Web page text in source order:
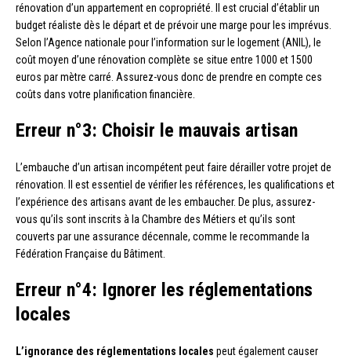
rénovation d’un appartement en copropriété. Il est crucial d’établir un
budget réaliste dès le départ et de prévoir une marge pour les imprévus.
Selon l’Agence nationale pour l’information sur le logement (ANIL), le
coût moyen d’une rénovation complète se situe entre 1000 et 1500
euros par mètre carré. Assurez-vous donc de prendre en compte ces
coûts dans votre planification financière.
Erreur n°3: Choisir le mauvais artisan
L’embauche d’un artisan incompétent peut faire dérailler votre projet de
rénovation. Il est essentiel de vérifier les références, les qualifications et
l’expérience des artisans avant de les embaucher. De plus, assurez-
vous qu’ils sont inscrits à la Chambre des Métiers et qu’ils sont
couverts par une assurance décennale, comme le recommande la
Fédération Française du Bâtiment.
Erreur n°4: Ignorer les réglementations
locales
L’ignorance des réglementations locales peut également causer